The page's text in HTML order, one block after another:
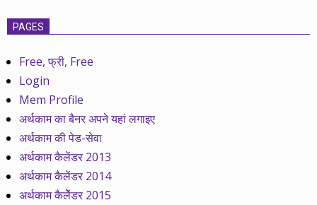
PAGES
Free, फ्री, Free
Login
Mem Profile
अर्थकाम का बैनर अपने यहां लगाइए
अर्थकाम की पेड-सेवा
अर्थकाम कैलेंडर 2013
अर्थकाम कैलेंडर 2014
अर्थकाम कैलेेंडर 2015